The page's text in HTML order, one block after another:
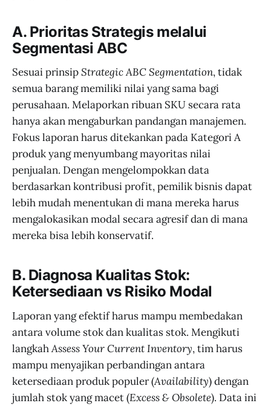
A. Prioritas Strategis melalui
Segmentasi ABC
Sesuai prinsipStrategic ABC Segmentation, tidak
semua barang memiliki nilai yang sama bagi
perusahaan. Melaporkan ribuan SKU secara rata
hanya akan mengaburkan pandangan manajemen.
Fokus laporan harus ditekankan pada Kategori A
produk yang menyumbang mayoritas nilai
penjualan. Dengan mengelompokkan data
berdasarkan kontribusi profit, pemilik bisnis dapat
lebih mudah menentukan di mana mereka harus
mengalokasikan modal secara agresif dan di mana
mereka bisa lebih konservatif.
B. Diagnosa Kualitas Stok:
Ketersediaan vs Risiko Modal
Laporan yang efektif harus mampu membedakan
antara volume stok dan kualitas stok. Mengikuti
langkahAssess Your Current Inventory, tim harus
mampu menyajikan perbandingan antara
ketersediaan produk populer (Availability) dengan
jumlah stok yang macet (Excess & Obsolete). Data ini